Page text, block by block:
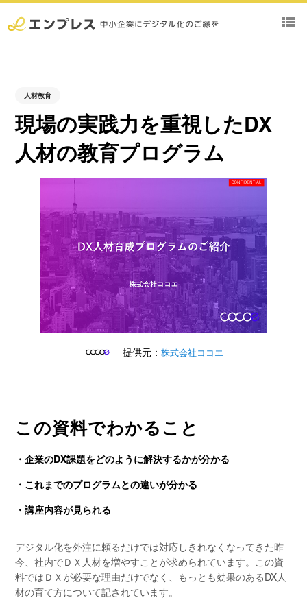
view_list
人材教育
現場の実践力を重視したDX
人材の教育プログラム
提供元： 株式会社ココエ
この資料でわかること
・企業のDX課題をどのように解決するかが分かる
・これまでのプログラムとの違いが分かる
・講座内容が見られる
デジタル化を外注に頼るだけでは対応しきれなくなってきた昨
今、社内でＤＸ人材を増やすことが求められています。この資
料ではＤＸが必要な理由だけでなく、もっとも効果のあるDX人
材の育て方について記されています。